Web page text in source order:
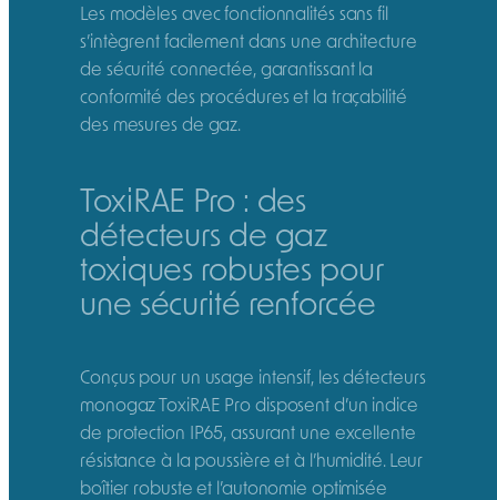
Les modèles avec fonctionnalités sans fil
s’intègrent facilement dans une architecture
de sécurité connectée, garantissant la
conformité des procédures et la traçabilité
des mesures de gaz.
ToxiRAE Pro : des
détecteurs de gaz
toxiques robustes pour
une sécurité renforcée
Conçus pour un usage intensif, les détecteurs
monogaz ToxiRAE Pro disposent d’un indice
de protection IP65, assurant une excellente
résistance à la poussière et à l’humidité. Leur
boîtier robuste et l’autonomie optimisée